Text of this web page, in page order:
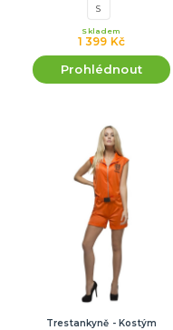
S
1 399 Kč
Skladem
Prohlédnout
Trestankyně - Kostým